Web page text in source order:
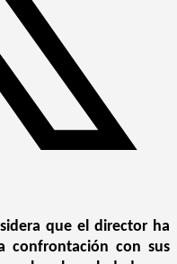
que el director ha
confrontación con sus